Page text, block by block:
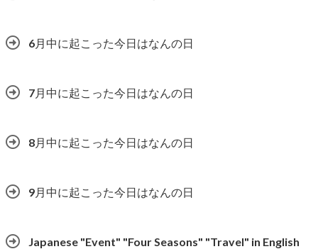
6月中に起こった今日はなんの日
7月中に起こった今日はなんの日
8月中に起こった今日はなんの日
9月中に起こった今日はなんの日
Japanese "Event" "Four Seasons" "Travel" in English